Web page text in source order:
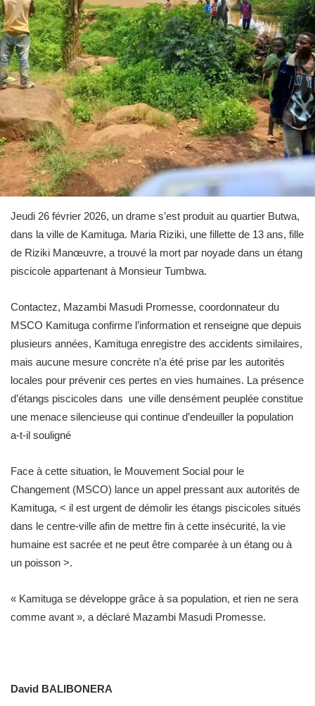
Jeudi 26 février 2026, un drame s’est produit au quartier Butwa,
dans la ville de Kamituga. Maria Riziki, une fillette de 13 ans, fille
de Riziki Manœuvre, a trouvé la mort par noyade dans un étang
piscicole appartenant à Monsieur Tumbwa.
Contactez, Mazambi Masudi Promesse, coordonnateur du
MSCO Kamituga confirme l’information et renseigne que depuis
plusieurs années, Kamituga enregistre des accidents similaires,
mais aucune mesure concrète n’a été prise par les autorités
locales pour prévenir ces pertes en vies humaines. La présence
d’étangs piscicoles dans une ville densément peuplée constitue
une menace silencieuse qui continue d’endeuiller la population
a-t-il souligné
Face à cette situation, le Mouvement Social pour le
Changement (MSCO) lance un appel pressant aux autorités de
Kamituga, < il est urgent de démolir les étangs piscicoles situés
dans le centre-ville afin de mettre fin à cette insécurité, la vie
humaine est sacrée et ne peut être comparée à un étang ou à
un poisson >.
« Kamituga se développe grâce à sa population, et rien ne sera
comme avant », a déclaré Mazambi Masudi Promesse.
David BALIBONERA